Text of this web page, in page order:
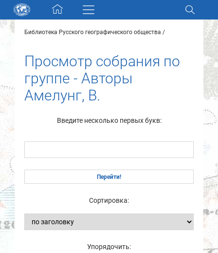
Skip navigation
Разделы и коллекции
Электронный каталог
Новости
О нас
Контакты
Партнеры
Найти
Библиотека Русского географического общества
Просмотр собрания по
группе - Авторы
Амелунг, В.
Введите несколько первых букв:
Сортировка:
Упорядочить: